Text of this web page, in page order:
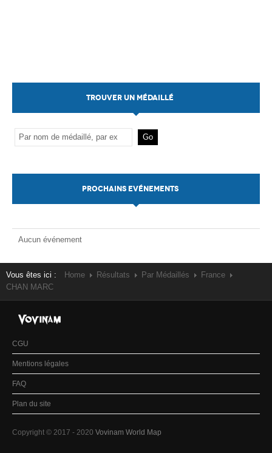
TROUVER UN MÉDAILLÉ
PROCHAINS EVÉNEMENTS
Aucun événement
Vous êtes ici : Home Résultats Par Médaillés
France
CHAN MARC
CGU
Mentions légales
FAQ
Plan du site
Copyright © 2017 - 2020 Vovinam World Map